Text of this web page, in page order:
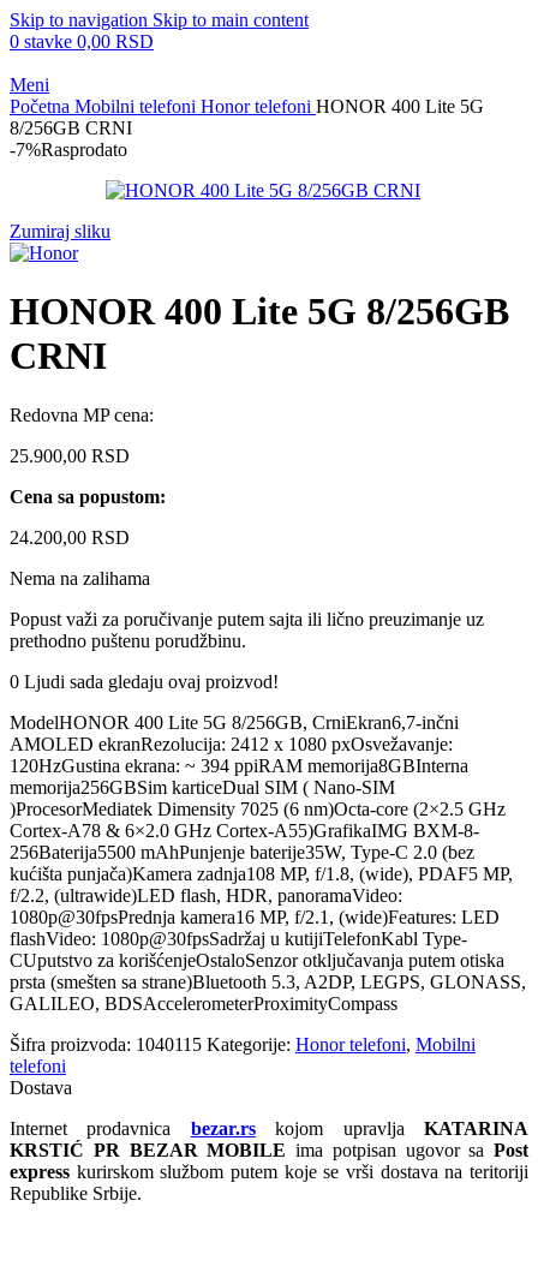
Skip to navigation Skip to main content
0 stavke 0,00 RSD
Meni
Početna Mobilni telefoni Honor telefoni HONOR 400 Lite 5G
8/256GB CRNI
-7%Rasprodato
Zumiraj sliku
HONOR 400 Lite 5G 8/256GB
CRNI
Redovna MP cena:
25.900,00 RSD
Cena sa popustom:
24.200,00 RSD
Nema na zalihama
Popust važi za poručivanje putem sajta ili lično preuzimanje uz
prethodno puštenu porudžbinu.
0 Ljudi sada gledaju ovaj proizvod!
ModelHONOR 400 Lite 5G 8/256GB, CrniEkran6,7-inčni
AMOLED ekranRezolucija: 2412 x 1080 pxOsvežavanje:
120HzGustina ekrana: ~ 394 ppiRAM memorija8GBInterna
memorija256GBSim karticeDual SIM ( Nano-SIM
)ProcesorMediatek Dimensity 7025 (6 nm)Octa-core (2×2.5 GHz
Cortex-A78 & 6×2.0 GHz Cortex-A55)GrafikaIMG BXM-8-
256Baterija5500 mAhPunjenje baterije35W, Type-C 2.0 (bez
kućišta punjača)Kamera zadnja108 MP, f/1.8, (wide), PDAF5 MP,
f/2.2, (ultrawide)LED flash, HDR, panoramaVideo:
1080p@30fpsPrednja kamera16 MP, f/2.1, (wide)Features: LED
flashVideo: 1080p@30fpsSadržaj u kutijiTelefonKabl Type-
CUputstvo za korišćenjeOstaloSenzor otključavanja putem otiska
prsta (smešten sa strane)Bluetooth 5.3, A2DP, LEGPS, GLONASS,
GALILEO, BDSAccelerometerProximityCompass
Šifra proizvoda: 1040115 Kategorije: Honor telefoni, Mobilni
telefoni
Dostava
Internet prodavnica bezar.rskojom upravljaKATARINA
KRSTIĆ PR BEZAR MOBILE ima potpisan ugovor sa Post
express kurirskom službom putem koje se vrši dostava na teritoriji
Republike Srbije.